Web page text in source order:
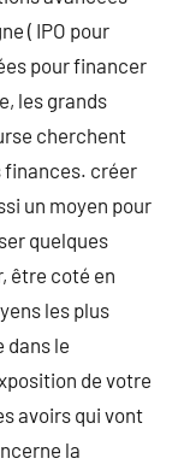
( IPO pour
pour financer
les grands
cherchent
finances. créer
un moyen pour
quelques
être coté en
les plus
dans le
de votre
avoirs qui vont
la